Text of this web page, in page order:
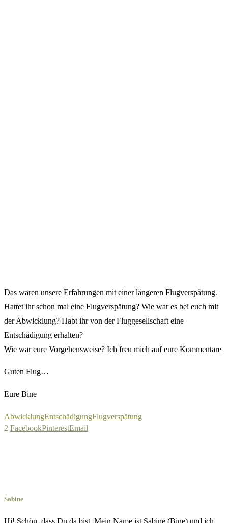
Das waren unsere Erfahrungen mit einer längeren Flugverspätung.
Hattet ihr schon mal eine Flugverspätung? Wie war es bei euch mit
der Abwicklung? Habt ihr von der Fluggesellschaft eine
Entschädigung erhalten?
Wie war eure Vorgehensweise? Ich freu mich auf eure Kommentare
Guten Flug…
Eure Bine
AbwicklungEntschädigungFlugverspätung
2 FacebookPinterestEmail
Sabine
Hi! Schön, dass Du da bist. Mein Name ist Sabine (Bine) und ich